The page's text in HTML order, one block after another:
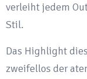
verleiht jedem
Stil.
Das Highlight
zweifellos der